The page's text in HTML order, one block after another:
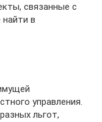
связанные с
в
управления.
льгот,